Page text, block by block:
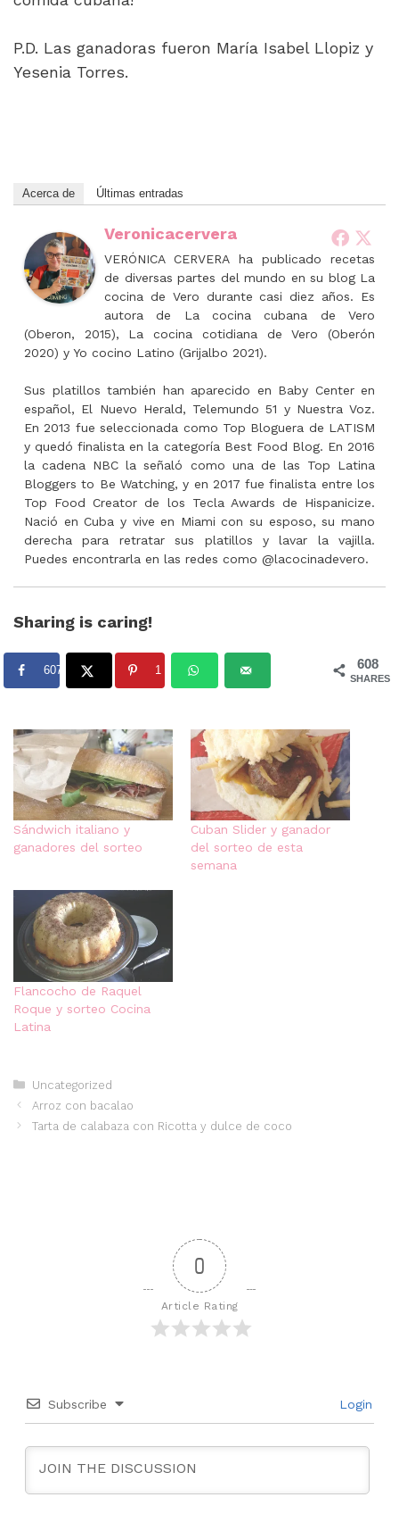
P.D. Las ganadoras fueron María Isabel Llopiz y
Yesenia Torres.
Acerca de Últimas entradas
Veronicacervera
VERÓNICA CERVERA ha publicado recetas
de diversas partes del mundo en su blog La
cocina de Vero durante casi diez años. Es
autora de La cocina cubana de Vero
(Oberon, 2015), La cocina cotidiana de Vero (Oberón
2020) y Yo cocino Latino (Grijalbo 2021).
Sus platillos también han aparecido en Baby Center en
español, El Nuevo Herald, Telemundo 51 y Nuestra Voz.
En 2013 fue seleccionada como Top Bloguera de LATISM
y quedó finalista en la categoría Best Food Blog. En 2016
la cadena NBC la señaló como una de las Top Latina
Bloggers to Be Watching, y en 2017 fue finalista entre los
Top Food Creator de los Tecla Awards de Hispanicize.
Nació en Cuba y vive en Miami con su esposo, su mano
derecha para retratar sus platillos y lavar la vajilla.
Puedes encontrarla en las redes como @lacocinadevero.
Sharing is caring!
608
SHARES
607 1
Sándwich italiano y
ganadores del sorteo
Cuban Slider y ganador
del sorteo de esta
semana
Flancocho de Raquel
Roque y sorteo Cocina
Latina
Categorías
Uncategorized
Arroz con bacalao
Tarta de calabaza con Ricotta y dulce de coco
0
Article Rating
Subscribe Login